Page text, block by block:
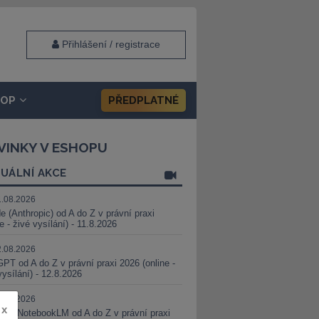
Přihlášení / registrace
PŘEDPLATNÉ
V ESHOPU
AKCE
(Anthropic) od A do Z v právní praxi
- živé vysílání) - 11.8.2026
od A do Z v právní praxi 2026 (online -
- 12.8.2026
a NotebookLM od A do Z v právní praxi
x